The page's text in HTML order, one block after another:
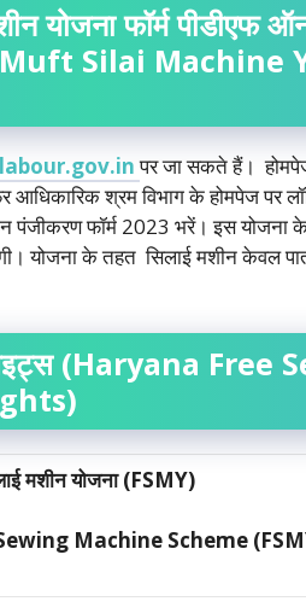
योजना फॉर्म पीडीएफ
Silai Machine
पर जा सकते हैं।
श्रम विभाग के होमपेज पर
पंजीकरण फॉर्म 2023 भरें। इस योजना
योजना के तहत सिलाई मशीन केवल
(Haryana Free
मशीनयोजना(FSMY)
Machine Scheme